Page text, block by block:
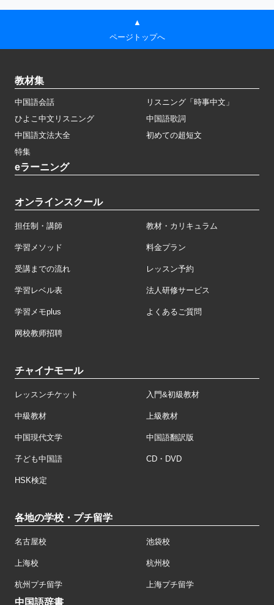
▲
ページトップへ
教材集
中国語会話
リスニング「時事中文」
ひよこ中文リスニング
中国語歌詞
中国語文法大全
初めての超短文
特集
eラーニング
オンラインスクール
担任制・講師 教材・カリキュラム
学習メソッド 料金プラン
受講までの流れ レッスン予約
学習レベル表 法人研修サービス
学習メモplus よくあるご質問
网校教师招聘
チャイナモール
レッスンチケット 入門&初級教材
中級教材 上級教材
中国現代文学 中国語翻訳版
子ども中国語 CD・DVD
HSK検定
各地の学校・プチ留学
名古屋校 池袋校
上海校 杭州校
杭州プチ留学 上海プチ留学
中国語辞書